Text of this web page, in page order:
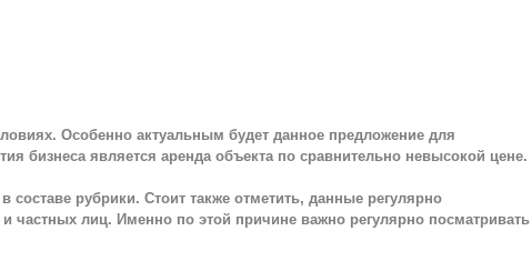
Особенно актуальным будет данное предложение для
бизнеса является аренда объекта по сравнительно невысокой цене.
рубрики. Стоит также отметить, данные регулярно
лиц. Именно по этой причине важно регулярно посматривать